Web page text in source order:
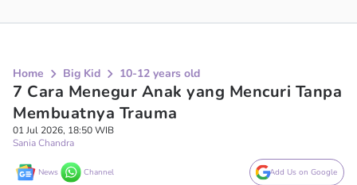
Home Big Kid 10-12 years old
7 Cara Menegur Anak yang Mencuri Tanpa
Membuatnya Trauma
01 Jul 2026, 18:50 WIB
Sania Chandra
News Channel Add Us on Google